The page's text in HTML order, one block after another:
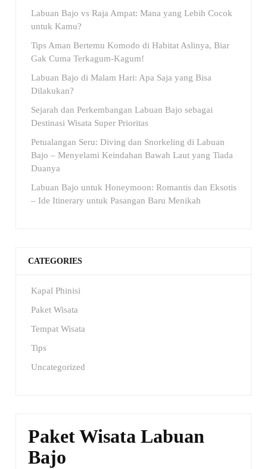
Labuan Bajo vs Raja Ampat: Mana yang Lebih Cocok
untuk Kamu?
Tips Aman Bertemu Komodo di Habitat Aslinya, Biar
Gak Cuma Terkagum-Kagum!
Labuan Bajo di Malam Hari: Apa Saja yang Bisa
Dilakukan?
Sejarah dan Perkembangan Labuan Bajo sebagai
Destinasi Wisata Super Prioritas
Petualangan Seru: Diving dan Snorkeling di Labuan
Bajo – Menyelami Keindahan Bawah Laut yang Tiada
Duanya
Labuan Bajo untuk Honeymoon: Romantis dan Eksotis
– Ide Itinerary untuk Pasangan Baru Menikah
CATEGORIES
Kapal Phinisi
Paket Wisata
Tempat Wisata
Tips
Uncategorized
Paket Wisata Labuan
Bajo